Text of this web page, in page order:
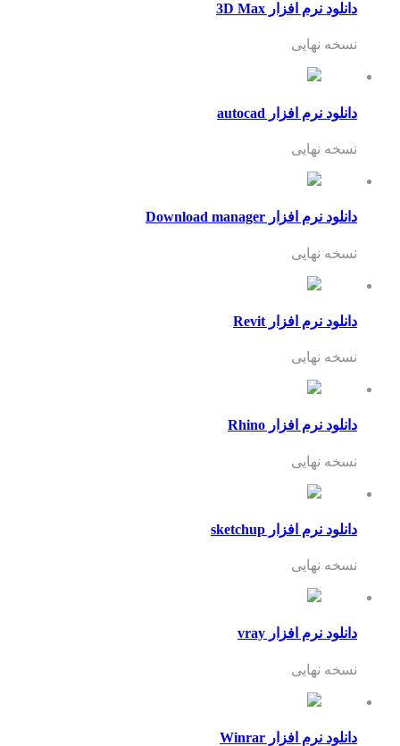
دانلود نرم افزار 3D Max
نسخه نهایی
دانلود نرم افزار autocad
نسخه نهایی
دانلود نرم افزار Download manager
نسخه نهایی
دانلود نرم افزار Revit
نسخه نهایی
دانلود نرم افزار Rhino
نسخه نهایی
دانلود نرم افزار sketchup
نسخه نهایی
دانلود نرم افزار vray
نسخه نهایی
دانلود نرم افزار Winrar